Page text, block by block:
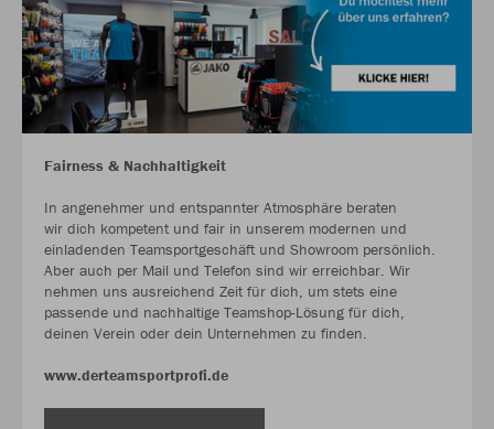
Fairness & Nachhaltigkeit
In angenehmer und entspannter Atmosphäre beraten
wir dich kompetent und fair in unserem modernen und
einladenden Teamsportgeschäft und Showroom persönlich.
Aber auch per Mail und Telefon sind wir erreichbar. Wir
nehmen uns ausreichend Zeit für dich, um stets eine
passende und nachhaltige Teamshop-Lösung für dich,
deinen Verein oder dein Unternehmen zu finden.
www.derteamsportprofi.de